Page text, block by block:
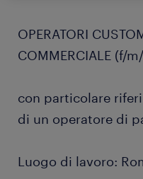
OPERATORI
COMMERCIALE (f/
con particolare
di un operatore di
Luogo di lavoro: